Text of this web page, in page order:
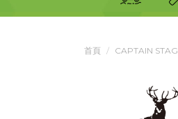
首頁 CAPTAIN STAG